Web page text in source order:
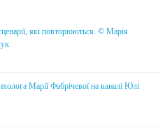
які повторюються. © Марія
Марії Фабрічевої на каналі Юлі